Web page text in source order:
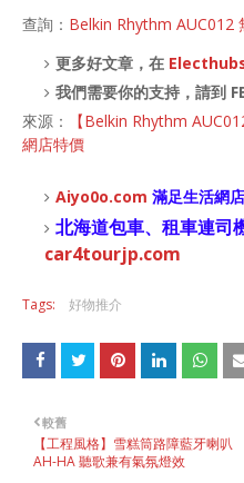
查詢： Belkin Rhythm AUC012
更多好文章，在
我們需要你的支持，請到
來源：
【Belkin Rhythm
網店特價
Aiyo0o.com 滿足生活網店
北海道包車、租車連司
car4tourjp.com
Tags: 好物推介
較舊
【工程風格】雪糕筒路障藍牙喇叭
AH-HA 聽歌兼有氣氛燈效